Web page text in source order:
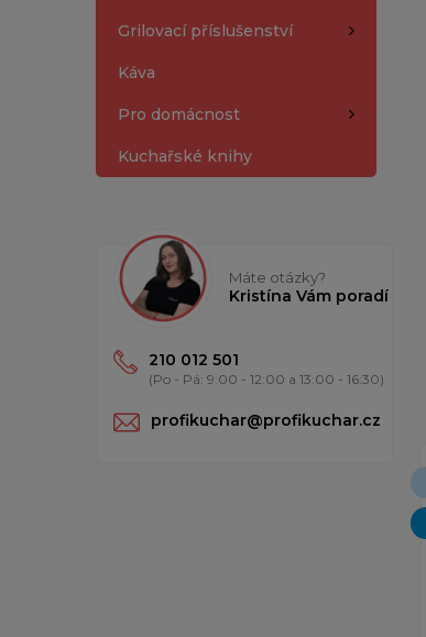
Grilovací příslušenství
Káva
Pro domácnost
Kuchařské knihy
Máte otázky?
Kristína Vám poradí
210 012 501
(Po - Pá: 9:00 - 12:00 a 13:00 - 16:30)
profikuchar@profikuchar.cz